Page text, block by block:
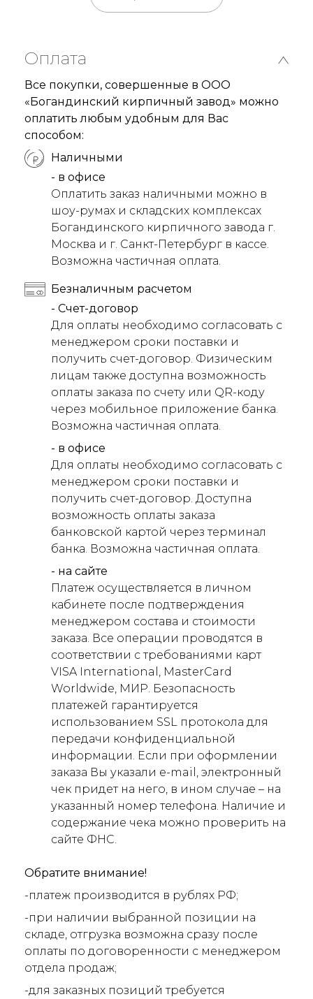
Оплата
Все покупки, совершенные в ООО
«Богандинский кирпичный завод» можно
оплатить любым удобным для Вас
способом:
Наличными
- в офисе
Оплатить заказ наличными можно в
шоу-румах и складских комплексах
Богандинского кирпичного завода г.
Москва и г. Санкт-Петербург в кассе.
Возможна частичная оплата.
Безналичным расчетом
- Счет-договор
Для оплаты необходимо согласовать с
менеджером сроки поставки и
получить счет-договор. Физическим
лицам также доступна возможность
оплаты заказа по счету или QR-коду
через мобильное приложение банка.
Возможна частичная оплата.
- в офисе
Для оплаты необходимо согласовать с
менеджером сроки поставки и
получить счет-договор. Доступна
возможность оплаты заказа
банковской картой через терминал
банка. Возможна частичная оплата.
- на сайте
Платеж осуществляется в личном
кабинете после подтверждения
менеджером состава и стоимости
заказа. Все операции проводятся в
соответствии с требованиями карт
VISA International, MasterCard
Worldwide, МИР. Безопасность
платежей гарантируется
использованием SSL протокола для
передачи конфиденциальной
информации. Если при оформлении
заказа Вы указали e-mail, электронный
чек придет на него, в ином случае – на
указанный номер телефона. Наличие и
содержание чека можно проверить на
сайте ФНС.
Обратите внимание!
-платеж производится в рублях РФ;
-при наличии выбранной позиции на
складе, отгрузка возможна сразу после
оплаты по договоренности с менеджером
отдела продаж;
-для заказных позиций требуется